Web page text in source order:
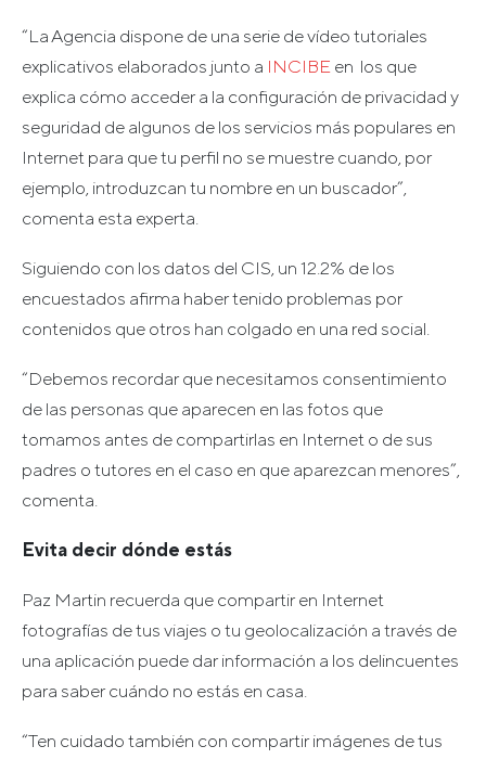
“La Agencia dispone de una serie de vídeo tutoriales
explicativos elaborados junto a INCIBE en los que
explica cómo acceder a la configuración de privacidad y
seguridad de algunos de los servicios más populares en
Internet para que tu perfil no se muestre cuando, por
ejemplo, introduzcan tu nombre en un buscador”,
comenta esta experta.
Siguiendo con los datos del CIS, un 12.2% de los
encuestados afirma haber tenido problemas por
contenidos que otros han colgado en una red social.
“Debemos recordar que necesitamos consentimiento
de las personas que aparecen en las fotos que
tomamos antes de compartirlas en Internet o de sus
padres o tutores en el caso en que aparezcan menores”,
comenta.
Evita decir dónde estás
Paz Martin recuerda que compartir en Internet
fotografías de tus viajes o tu geolocalización a través de
una aplicación puede dar información a los delincuentes
para saber cuándo no estás en casa.
“Ten cuidado también con compartir imágenes de tus